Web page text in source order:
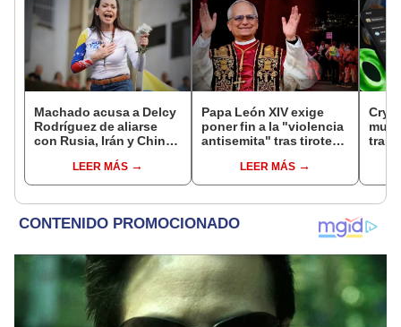
Machado acusa a Delcy
Rodríguez de aliarse
con Rusia, Irán y China:
el pueblo venezolano"
LEER MÁS
Papa León XIV exige
poner fin a la "violencia
antisemita" tras tiroteo
menos 16 muertos en
Australia
LEER MÁS